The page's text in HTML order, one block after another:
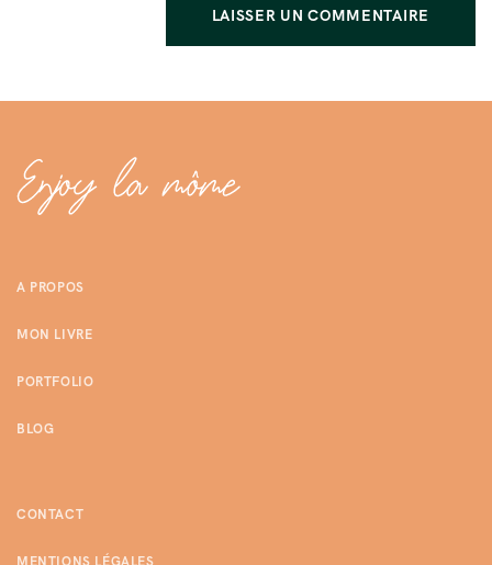
A PROPOS
MON LIVRE
PORTFOLIO
BLOG
CONTACT
MENTIONS LÉGALES